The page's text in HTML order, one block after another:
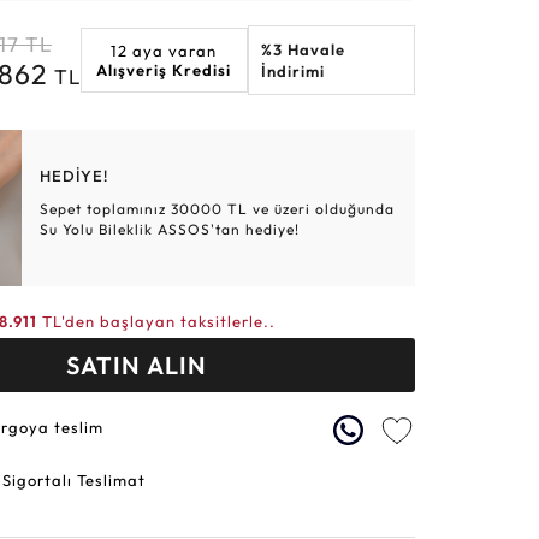
Elmas Bilezikler
Altın Tesbihler
Altın Hasır Setler
Violet Burç
TL
TL
12 aya varan
Alışveriş Kredisi
%3 Havale
İndirimi
HEDİYE!
Sepet toplamınız 30000 TL ve üzeri olduğunda
Su Yolu Bileklik ASSOS'tan hediye!
8.911 TL'den başlayan taksitlerle..
SATIN ALIN
teslim
Teslimat